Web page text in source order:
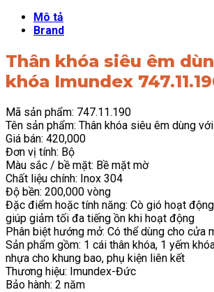
Mô tả
Brand
Thân khóa siêu êm
khóa Imundex
Mã sản phẩm: 747.11.190
Tên sản phẩm: Thân khóa siêu êm dùng
Giá bán: 420,000
Đơn vị tính: Bộ
Màu sắc / bề mặt: Bề mặt mờ
Chất liệu chính: Inox 304
Độ bền: 200,000 vòng
Đặc điểm hoặc tính năng: Cò gió hoạt
giúp giảm tối đa tiếng ồn khi hoạt động
Phân biệt hướng mở: Có thể dùng cho cửa
Sản phẩm gồm: 1 cái thân khóa, 1 yếm
nhựa cho khung bao, phụ kiện liên kết
Thương hiệu: Imundex-Đức
Bảo hành: 2 năm